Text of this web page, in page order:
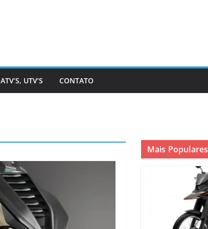
ATV’S, UTV’S CONTATO
Mais Populares